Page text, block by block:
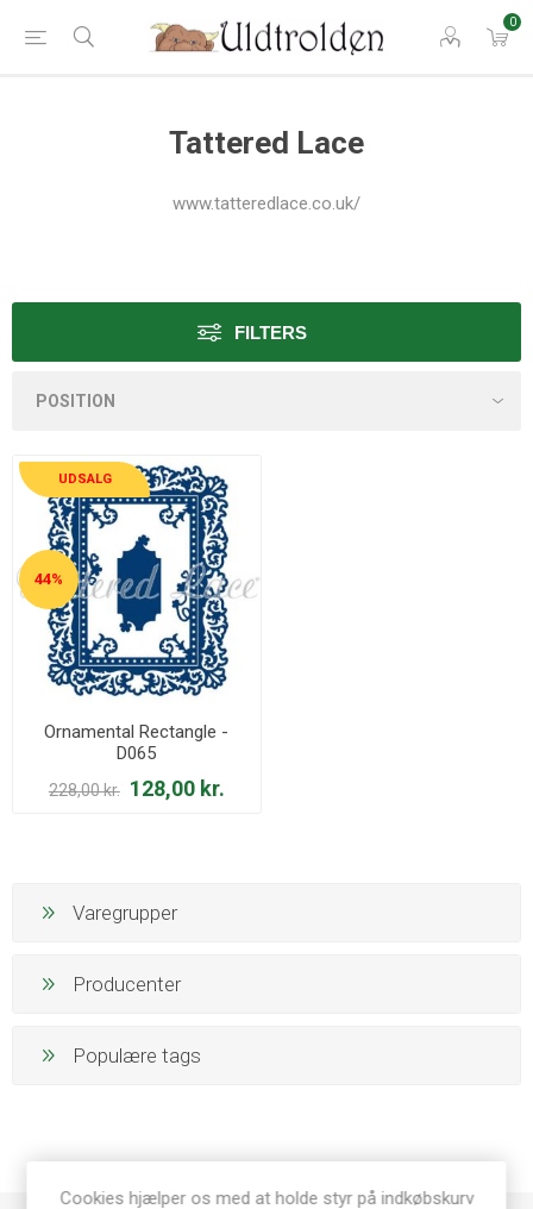
0
Tattered Lace
www.tatteredlace.co.uk/
FILTERS
UDSALG
44%
Ornamental Rectangle -
D065
228,00 kr. 128,00 kr.
Varegrupper
Producenter
Populære tags
Cookies hjælper os med at holde styr på indkøbskurv